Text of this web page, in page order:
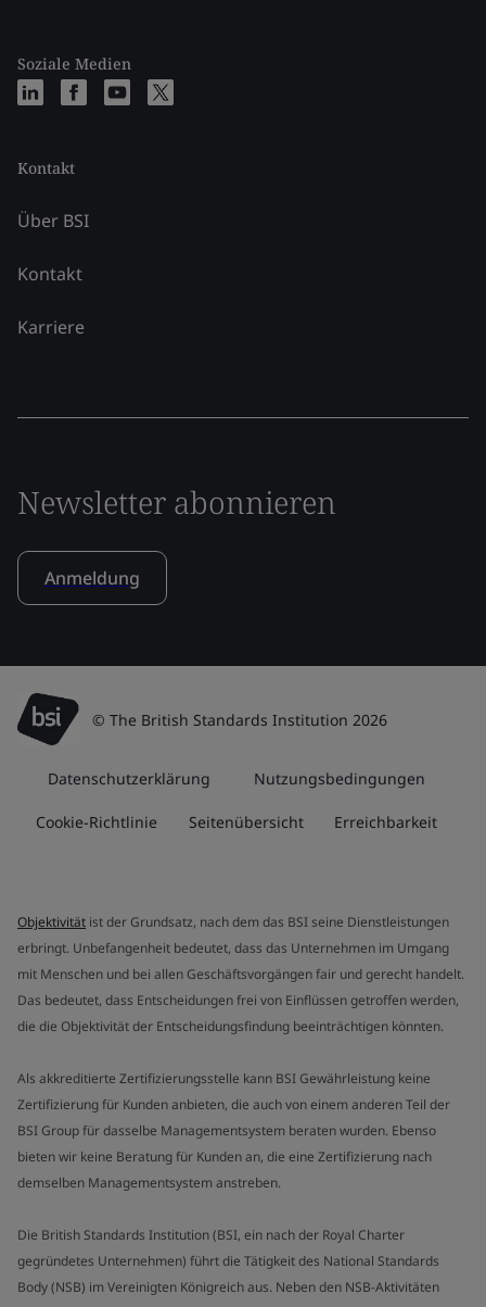
Soziale Medien
Kontakt
Über BSI
Kontakt
Karriere
Newsletter abonnieren
Anmeldung
© The British Standards Institution 2026
Datenschutzerklärung Nutzungsbedingungen
Cookie-Richtlinie Seitenübersicht Erreichbarkeit
Objektivität ist der Grundsatz, nach dem das BSI seine Dienstleistungen
erbringt. Unbefangenheit bedeutet, dass das Unternehmen im Umgang
mit Menschen und bei allen Geschäftsvorgängen fair und gerecht handelt.
Das bedeutet, dass Entscheidungen frei von Einflüssen getroffen werden,
die die Objektivität der Entscheidungsfindung beeinträchtigen könnten.
Als akkreditierte Zertifizierungsstelle kann BSI Gewährleistung keine
Zertifizierung für Kunden anbieten, die auch von einem anderen Teil der
BSI Group für dasselbe Managementsystem beraten wurden. Ebenso
bieten wir keine Beratung für Kunden an, die eine Zertifizierung nach
demselben Managementsystem anstreben.
Die British Standards Institution (BSI, ein nach der Royal Charter
gegründetes Unternehmen) führt die Tätigkeit des National Standards
Body (NSB) im Vereinigten Königreich aus. Neben den NSB-Aktivitäten